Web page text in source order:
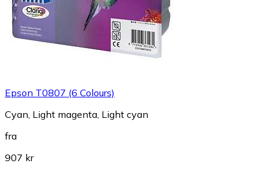
Epson T0807 (6 Colours)
Cyan, Light magenta, Light cyan
fra
907 kr